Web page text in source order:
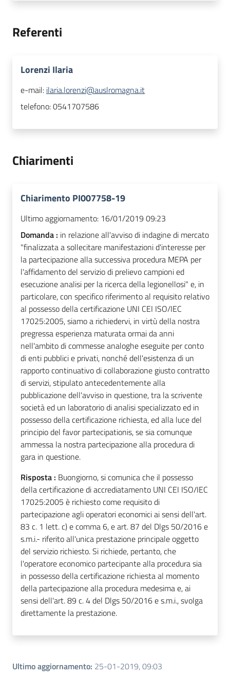
Referenti
Lorenzi Ilaria
e-mail: ilaria.lorenzi@auslromagna.it
telefono:0541707586
Chiarimenti
Chiarimento PI007758-19
Ultimo aggiornamento: 16/01/2019 09:23
Domanda : in relazione all'avviso di indagine di mercato
"finalizzata a sollecitare manifestazioni d'interesse per
la partecipazione alla successiva procedura MEPA per
l'affidamento del servizio di prelievo campioni ed
esecuzione analisi per la ricerca della legionellosi" e, in
particolare, con specifico riferimento al requisito relativo
al possesso della certificazione UNI CEI ISO/IEC
17025:2005, siamo a richiedervi, in virtù della nostra
pregressa esperienza maturata ormai da anni
nell'ambito di commesse analoghe eseguite per conto
di enti pubblici e privati, nonché dell'esistenza di un
rapporto continuativo di collaborazione giusto contratto
di servizi, stipulato antecedentemente alla
pubblicazione dell'avviso in questione, tra la scrivente
società ed un laboratorio di analisi specializzato ed in
possesso della certificazione richiesta, ed alla luce del
principio del favor partecipationis, se sia comunque
ammessa la nostra partecipazione alla procedura di
gara in questione.
Risposta : Buongiorno, si comunica che il possesso
della certificazione di accrediatamento UNI CEI ISO/IEC
17025:2005 è richiesto come requisito di
partecipazione agli operatori economici ai sensi dell'art.
83 c. 1 lett. c) e comma 6, e art. 87 del Dlgs 50/2016 e
s.m.i.- riferito all'unica prestazione principale oggetto
del servizio richiesto. Si richiede, pertanto, che
l'operatore economico partecipante alla procedura sia
in possesso della certificazione richiesta al momento
della partecipazione alla procedura medesima e, ai
sensi dell'art. 89 c. 4 del Dlgs 50/2016 e s.m.i., svolga
direttamente la prestazione.
Ultimo aggiornamento: 25-01-2019, 09:03